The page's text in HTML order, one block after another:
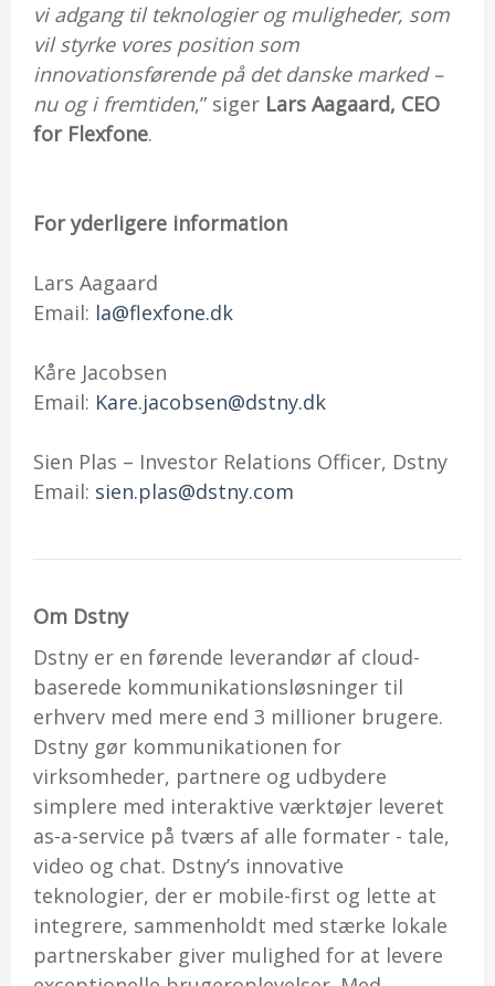
vi adgang til teknologier og muligheder, som
vil styrke vores position som
innovationsførende på det danske marked –
nu og i fremtiden,” siger Lars Aagaard, CEO
for Flexfone.
For yderligere information
Lars Aagaard
Email: la@flexfone.dk
Kåre Jacobsen
Email: Kare.jacobsen@dstny.dk
Sien Plas – Investor Relations Officer, Dstny
Email: sien.plas@dstny.com
Om Dstny
Dstny er en førende leverandør af cloud-
baserede kommunikationsløsninger til
erhverv med mere end 3 millioner brugere.
Dstny gør kommunikationen for
virksomheder, partnere og udbydere
simplere med interaktive værktøjer leveret
as-a-service på tværs af alle formater - tale,
video og chat. Dstny’s innovative
teknologier, der er mobile-first og lette at
integrere, sammenholdt med stærke lokale
partnerskaber giver mulighed for at levere